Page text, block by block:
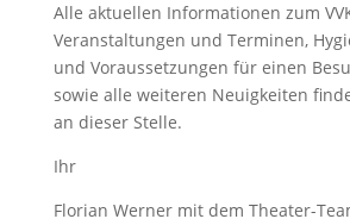
Alle aktuellen Informationen zum
Veranstaltungen und Terminen,
und Voraussetzungen für einen
sowie alle weiteren Neuigkeiten
an dieser Stelle.
Ihr
Florian Werner mit dem Theater-